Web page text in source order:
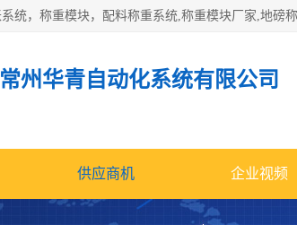
常州华青自动化系统有限公司
供应商机 企业视频